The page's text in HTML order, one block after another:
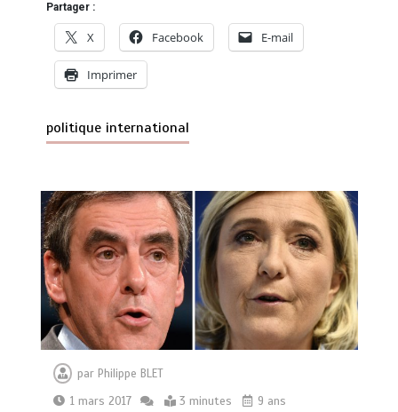
Partager :
X Facebook E-mail
Imprimer
politique international
par Philippe BLET
1 mars 2017
3 minutes 9 ans